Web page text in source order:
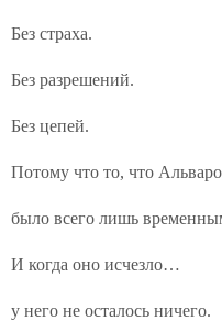
Без страха.
Без разрешений.
Без цепей.
Потому что то, что
было всего лишь
И когда оно исчезло…
у него не осталось ничего.